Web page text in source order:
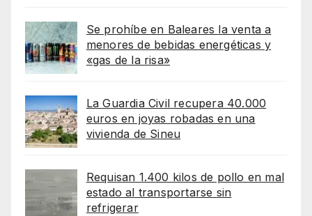
Se prohíbe en Baleares la venta a
menores de bebidas energéticas y
«gas de la risa»
La Guardia Civil recupera 40.000
euros en joyas robadas en una
vivienda de Sineu
Requisan 1.400 kilos de pollo en mal
estado al transportarse sin
refrigerar